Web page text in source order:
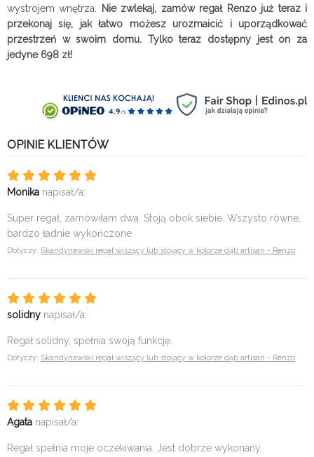
wystrojem wnętrza.
Nie zwlekaj, zamów regał Renzo już teraz i
przekonaj się, jak łatwo możesz urozmaicić i uporządkować
przestrzeń w swoim domu. Tylko teraz dostępny jest on za
jedyne 698 zł!
OPINIE KLIENTÓW
Monika napisał/a:
Super regał, zamówiłam dwa. Stoją obok siebie. Wszysto równe,
bardzo ładnie wykończone
Dotyczy: Skandynawski regał wiszący lub stojący w kolorze dąb artisan - Renzo
solidny napisał/a:
Regał solidny, spełnia swoją funkcję.
Dotyczy: Skandynawski regał wiszący lub stojący w kolorze dąb artisan - Renzo
Agata napisał/a:
Regał spełnia moje oczekiwania. Jest dobrze wykonany.